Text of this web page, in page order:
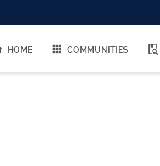
HOME COMMUNITIES